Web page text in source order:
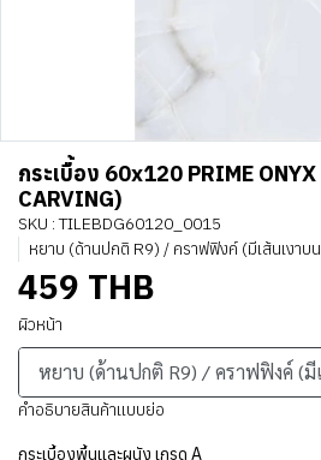
กระเบื้อง 60x120 PRIME ONYX
CARVING)
SKU : TILEBDG60120_0015
หยาบ (ด้านปกติ R9) / คราฟฟิงค์ (มีเส้นเงาบ
459 THB
ผิวหน้า
หยาบ (ด้านปกติ R9) / คราฟฟิงค์ (
คำอธิบายสินค้าแบบย่อ
กระเบื้องพื้นและผนัง เกรด A